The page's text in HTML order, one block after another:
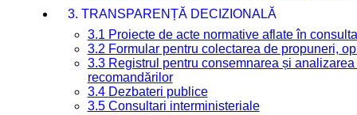
3. TRANSPARENȚĂ DECIZIONALĂ
3.1 Proiecte de acte normative aflate în
3.2 Formular pentru colectarea de propuneri,
3.3 Registrul pentru consemnarea și
recomandărilor
3.4 Dezbateri publice
3.5 Consultari interministeriale